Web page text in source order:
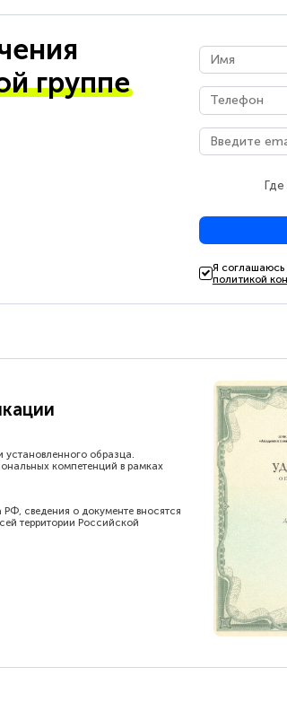
группе
Я
политикой
образца.
компетенций в рамках
РФ, сведения о документе вносятся
территории Российской